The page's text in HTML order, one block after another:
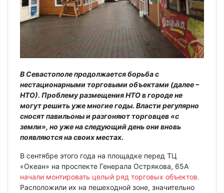
В Севастополе продолжается борьба с
нестационарными торговыми объектами (далее –
НТО). Проблему размещения НТО в городе не
могут решить уже многие годы. Власти регулярно
сносят павильоны и разгоняют торговцев «с
земли», но уже на следующий день они вновь
появляются на своих местах.
В сентябре этого года на площадке перед ТЦ
«Океан» на проспекте Генерала Острякова, 65А
начали монтировать целый ряд торговых объектов.
Расположили их на пешеходной зоне, значительно